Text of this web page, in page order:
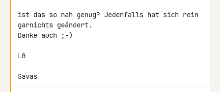
ist das so nah genug? Jedenfalls hat sich rein
garnichts geändert.
Danke auch ;-)
LG
Savas